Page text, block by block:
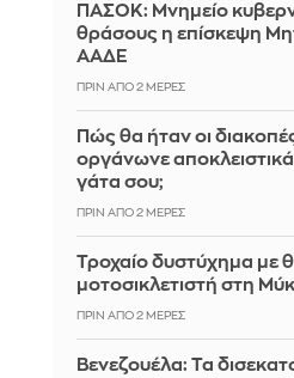
ΠΑΣΟΚ: Μνημείο
θράσους η επίσκεψη
ΑΑΔΕ
ΠΡΙΝ ΑΠΌ 2 ΜΈΡΕΣ
Πώς θα ήταν οι
οργάνωνε
γάτα σου;
ΠΡΙΝ ΑΠΌ 2 ΜΈΡΕΣ
Τροχαίο δυστύχημα με
μοτοσικλετιστή στη
ΠΡΙΝ ΑΠΌ 2 ΜΈΡΕΣ
Βενεζουέλα: Τα